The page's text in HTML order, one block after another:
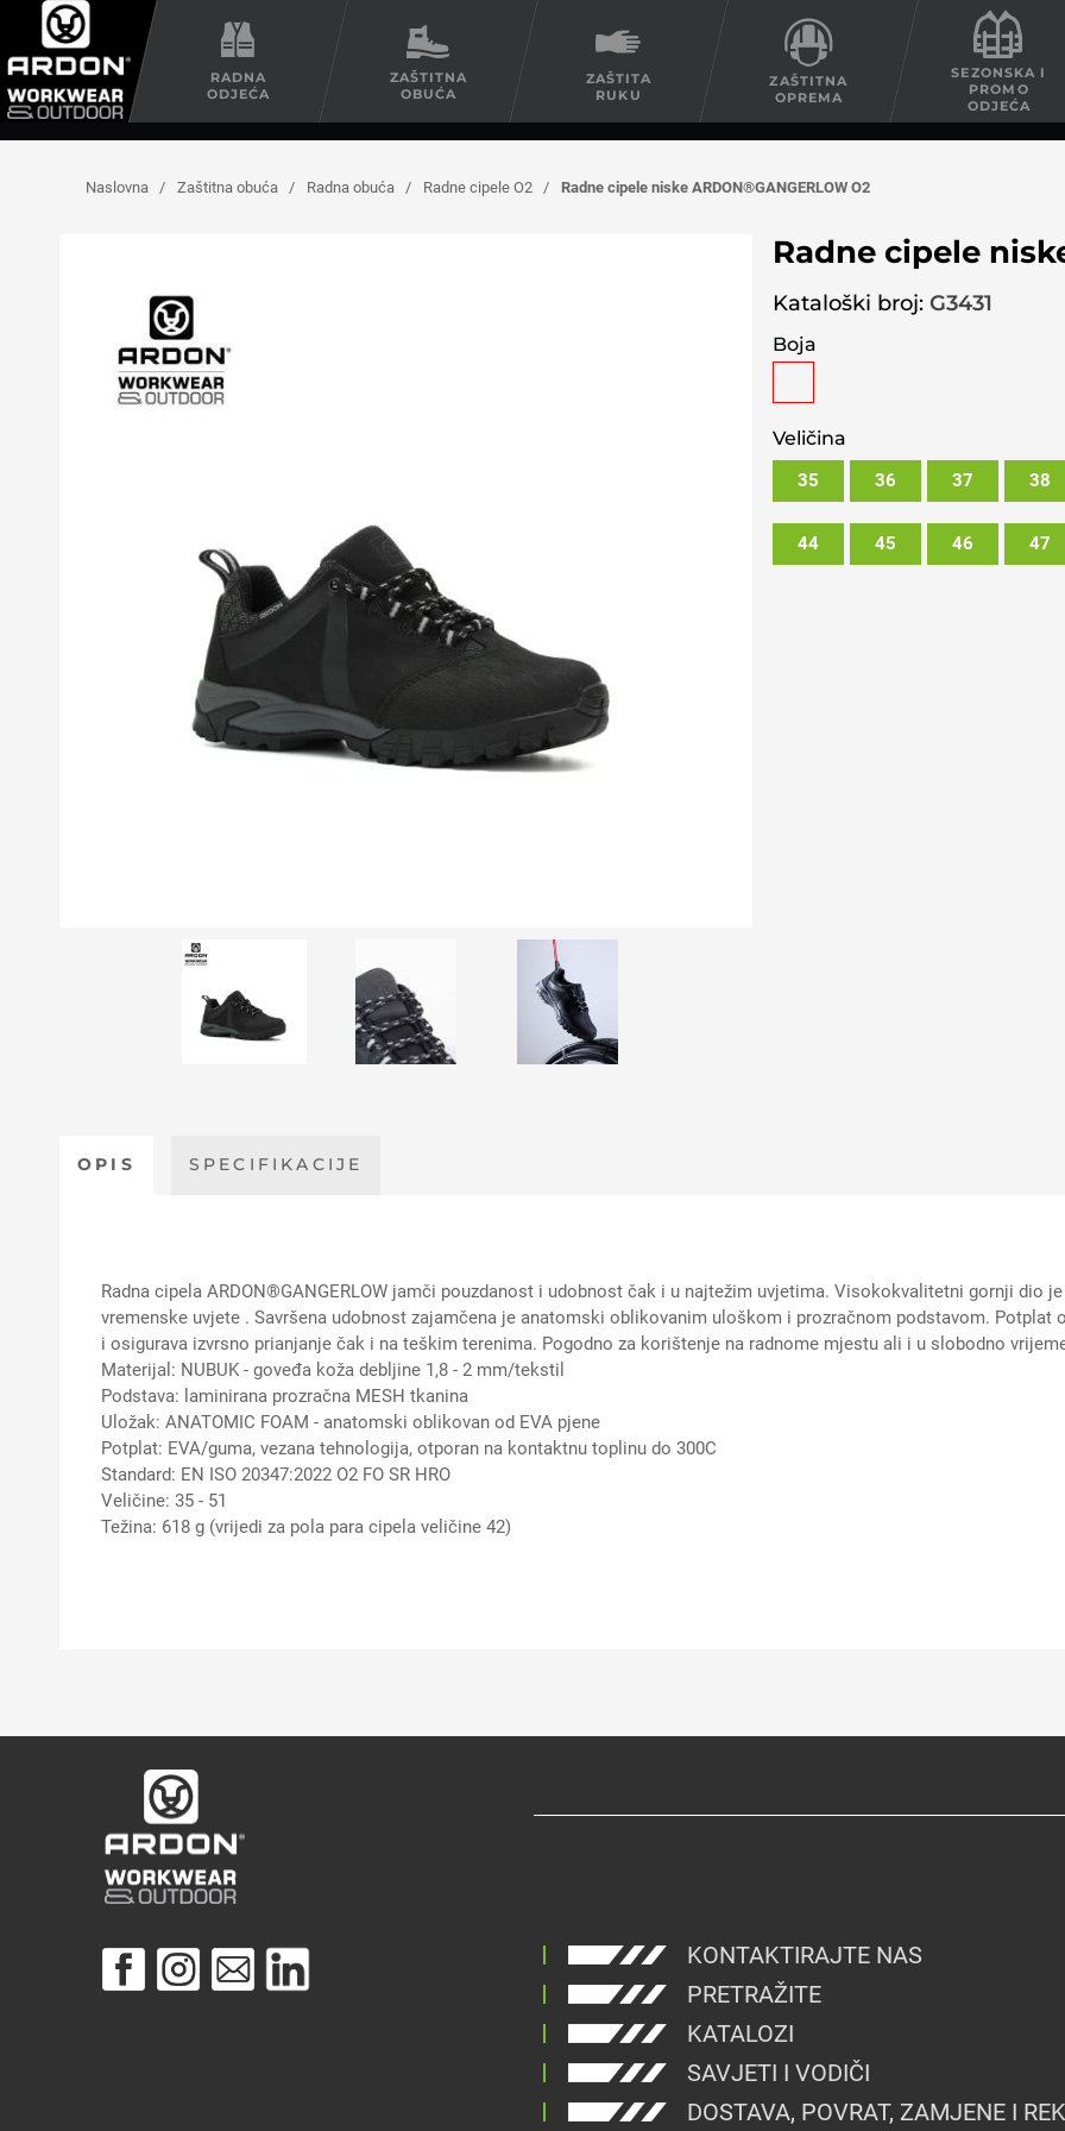
RADNA
ODJEĆA
ZAŠTITNA
OBUĆA
ZAŠTITA
RUKU
ZAŠTITNA
OPREMA
SEZONSKA I
PROMO
ODJEĆA
Naslovna / Zaštitna obuća / Radna obuća / Radne cipele O2 / Radne cipele niske ARDON®GANGERLOW O2
Radne cipele
Kataloški broj: G3431
Boja
Veličina
35 36 37 38
44 45 46 47
OPIS SPECIFIKACIJE
Radna cipela ARDON®GANGERLOW jamči pouzdanost i udobnost čak i u najtežim uvjetima. Visokokvalitetni gornji dio
vremenske uvjete . Savršena udobnost zajamčena je anatomski oblikovanim uloškom i prozračnom podstavom. Potplat
i osigurava izvrsno prianjanje čak i na teškim terenima. Pogodno za korištenje na radnome mjestu ali i u slobodno
Materijal: NUBUK - goveđa koža debljine 1,8 - 2 mm/tekstil
Podstava: laminirana prozračna MESH tkanina
Uložak: ANATOMIC FOAM - anatomski oblikovan od EVA pjene
Potplat: EVA/guma, vezana tehnologija, otporan na kontaktnu toplinu do 300C
Standard: EN ISO 20347:2022 O2 FO SR HRO
Veličine: 35 - 51
Težina: 618 g (vrijedi za pola para cipela veličine 42)
KONTAKTIRAJTE NAS
PRETRAŽITE
KATALOZI
SAVJETI I VODIČI
DOSTAVA, POVRAT, ZAMJENE I